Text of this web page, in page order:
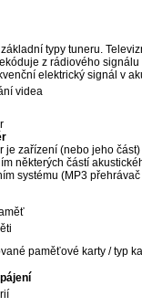
základní typy tuneru.
z rádiového
elektrický signál v
videa
je zařízení (nebo jeho
některých částí
systému (MP3
paměťové karty / typ